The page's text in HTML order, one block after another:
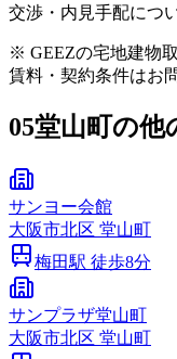
交渉・内見手配につ
※ GEEZの宅地建物
賃料・契約条件はお
05堂山町の他
サンヨー会館
大阪市北区 堂山町
梅田駅 徒歩8分
サンプラザ堂山町
大阪市北区 堂山町